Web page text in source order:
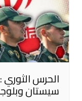
الحرس الثوري
سيستان